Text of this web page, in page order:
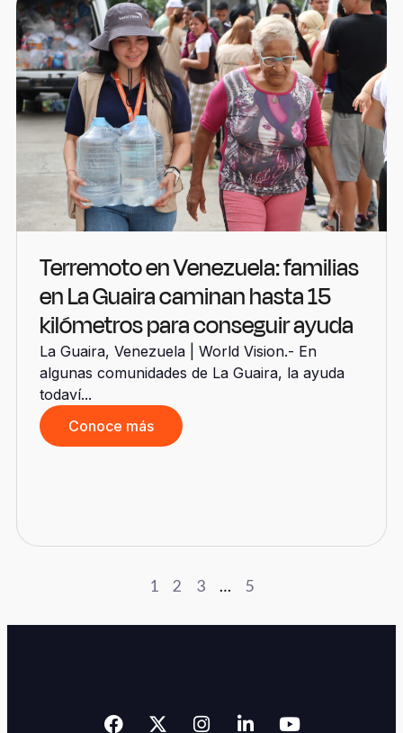
Terremoto en Venezuela: familias
en La Guaira caminan hasta 15
kilómetros para conseguir ayuda
La Guaira, Venezuela | World Vision.- En
algunas comunidades de La Guaira, la ayuda
todaví...
Conoce más
1 2 3 … 5